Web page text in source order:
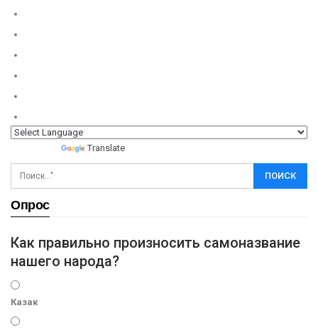
Translate
Опрос
Как правильно произносить самоназвание
нашего народа?
Казак